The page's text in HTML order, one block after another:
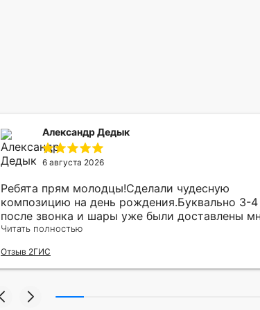
Александр Дедык
6 августа 2026
Ребята прям молодцы!Сделали чудесную
композицию на день рождения.Буквально 3-4
после звонка и шары уже были доставлены
адресу.Качество исполнения и упаковки на
Читать полностью
Отзыв 2ГИС